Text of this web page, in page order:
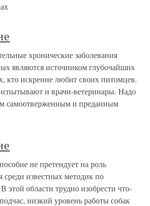
хронические заболевания
являются источником глубочайших
кто искренне любит своих питомцев.
и врачи-ветеринары. Надо
самоотверженным и преданным
не претендует на роль
среди известных методик по
этой области трудно изобрести что-
низкий уровень работы собак